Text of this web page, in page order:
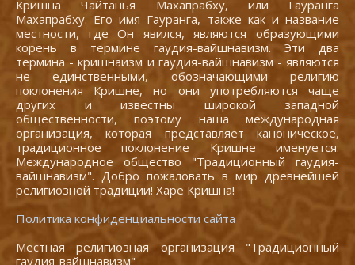
Кришна Чайтанья Махапрабху, или Гауранга
Махапрабху. Его имя Гауранга, также как и название
местности, где Он явился, являются образующими
корень в термине гаудия-вайшнавизм. Эти два
термина - кришнаизм и гаудия-вайшнавизм - являются
не единственными, обозначающими религию
поклонения Кришне, но они употребляются чаще
других и известны широкой западной
общественности, поэтому наша международная
организация, которая представляет каноническое,
традиционное поклонение Кришне именуется:
Международное общество "Традиционный гаудия-
вайшнавизм". Добро пожаловать в мир древнейшей
религиозной традиции! Харе Кришна!
Политика конфиденциальности сайта
Местная религиозная организация "Традиционный
гаудия-вайшнавизм"